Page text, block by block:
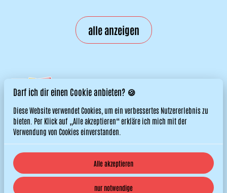
alle anzeigen
© 2026 Titos Hüpfburgen. All right reserved. |Datenschutzerklärung
|
Darf ich dir einen Cookie anbieten? 🍪
Diese Website verwendet Cookies, um ein verbessertes Nutzererlebnis zu
bieten. Per Klick auf „Alle akzeptieren“ erkläre ich mich mit der
Verwendung von Cookies einverstanden.
Alle akzeptieren
nur notwendige